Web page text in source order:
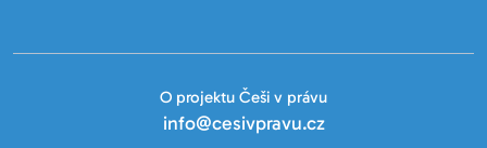
O projektu Češi v právu
info@cesivpravu.cz